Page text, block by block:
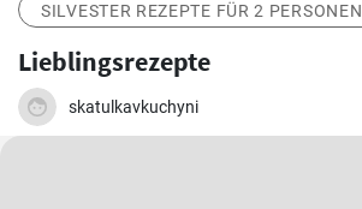
SILVESTER REZEPTE FÜR 2 PERSONEN
Lieblingsrezepte
skatulkavkuchyni